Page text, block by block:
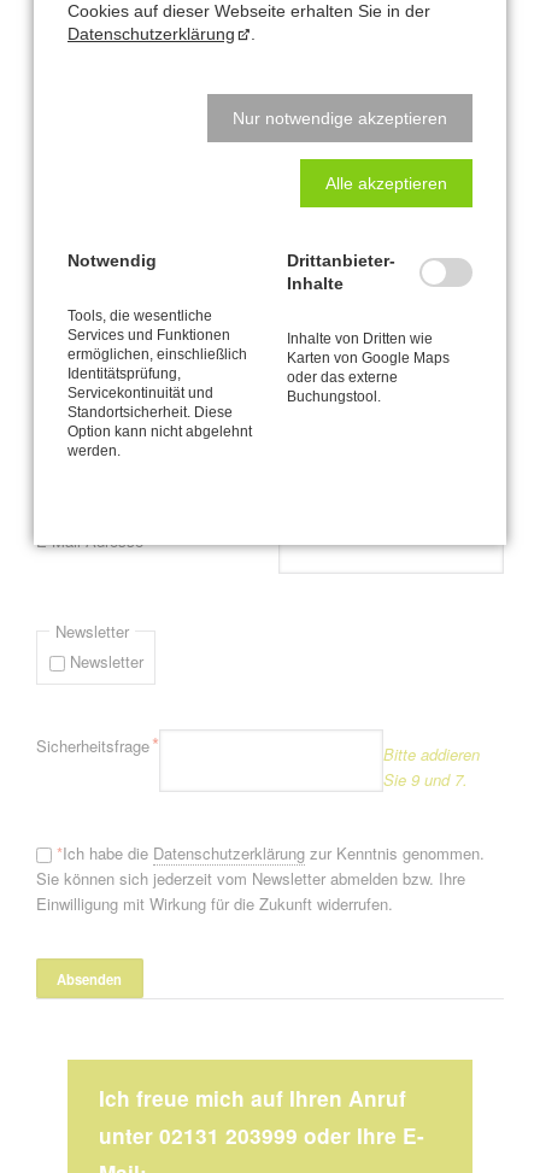
Normal
Bequem soll's sein - fürs Hirn!
Newsletter-Anmeldung
Bitte informieren Sie mich via E-Mail (durchschnittlich etwa einmal
pro Monat) über Neuigkeiten und Angebote zur CANTIENICA® -
E-Mail-Adresse*
Newsletter
Newsletter
Pflichtfeld
Sicherheitsfrage*
Bitte addieren
Sie 9 und 7.
*Ich habe die Datenschutzerklärungzur Kenntnis genommen.
Sie können sich jederzeit vom Newsletter abmelden bzw. Ihre
Einwilligung mit Wirkung für die Zukunft widerrufen.
Ich freue mich auf Ihren Anruf
unter 02131 203999 oder Ihre E-
Cookies auf dieser Webseite erhalten Sie in der
Datenschutzerklärung
Nur notwendige akzeptieren
Alle akzeptieren
Notwendig
Tools, die wesentliche
Services und Funktionen
ermöglichen, einschließlich
Identitätsprüfung,
Servicekontinuität und
Standortsicherheit. Diese
Option kann nicht abgelehnt
werden.
Drittanbieter-
Inhalte
Inhalte von Dritten wie
Karten von Google Maps
oder das externe
Buchungstool.